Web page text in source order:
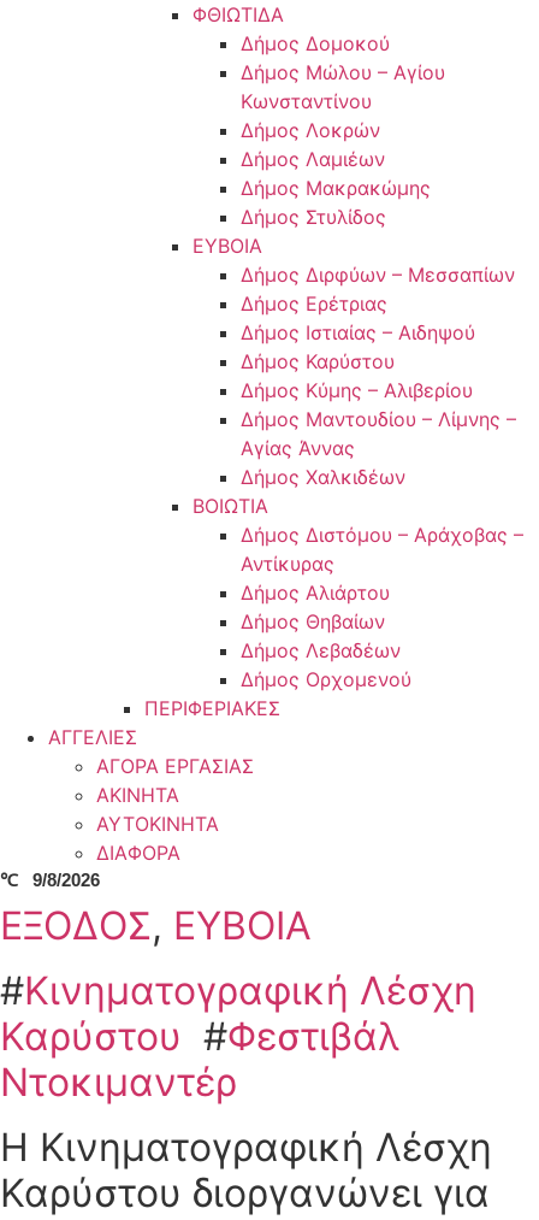
ΦΘΙΩΤΙΔΑ
Δήμος Δομοκού
Δήμος Μώλου – Αγίου
Κωνσταντίνου
Δήμος Λοκρών
Δήμος Λαμιέων
Δήμος Μακρακώμης
Δήμος Στυλίδος
ΕΥΒΟΙΑ
Δήμος Διρφύων – Μεσσαπίων
Δήμος Ερέτριας
Δήμος Ιστιαίας – Αιδηψού
Δήμος Καρύστου
Δήμος Κύμης – Αλιβερίου
Δήμος Μαντουδίου – Λίμνης –
Αγίας Άννας
Δήμος Χαλκιδέων
ΒΟΙΩΤΙΑ
Δήμος Διστόμου – Αράχοβας –
Αντίκυρας
Δήμος Αλιάρτου
Δήμος Θηβαίων
Δήμος Λεβαδέων
Δήμος Ορχομενού
ΠΕΡΙΦΕΡΙΑΚΕΣ
ΑΓΓΕΛΙΕΣ
ΑΓΟΡΑ ΕΡΓΑΣΙΑΣ
ΑΚΙΝΗΤΑ
ΑΥΤΟΚΙΝΗΤΑ
ΔΙΑΦΟΡΑ
℃ 9/8/2026
ΕΞΟΔΟΣ, ΕΥΒΟΙΑ
#Κινηματογραφική Λέσχη
Καρύστου #Φεστιβάλ
Ντοκιμαντέρ
Η Κινηματογραφική Λέσχη
Καρύστου διοργανώνει για